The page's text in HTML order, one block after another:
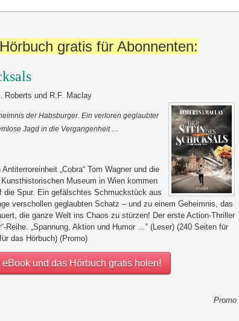
gratis für Abonnenten:
Roberts und R.F. Maclay
der Habsburger. Ein verloren geglaubter
Jagd in die Vergangenheit …
„Cobra“ Tom Wagner und die
Museum in Wien kommen
die Spur. Ein gefälschtes Schmuckstück aus
verschollen geglaubten Schatz – und zu einem Geheimnis, das
die ganze Welt ins Chaos zu stürzen! Der erste Action-Thriller
Reihe. „Spannung, Aktion und Humor …“ (Leser) (240 Seiten für
das Hörbuch) (Promo)
eBook und das Hörbuch gratis holen!
Promo